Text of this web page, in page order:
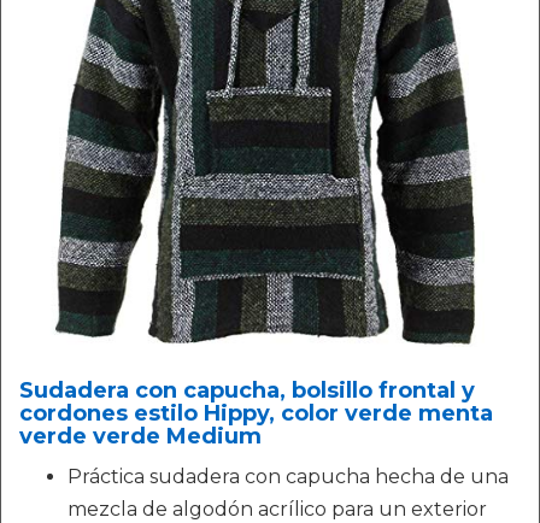
Sudadera con capucha, bolsillo frontal y
cordones estilo Hippy, color verde menta
verde verde Medium
Práctica sudadera con capucha hecha de una
mezcla de algodón acrílico para un exterior